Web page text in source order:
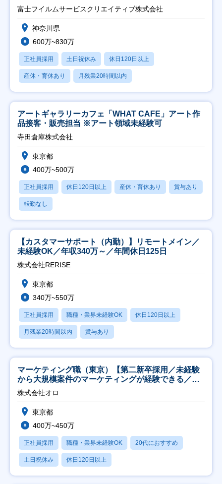
富士フイルムサービスクリエイティブ株式会社
神奈川県
600万~830万
正社員採用 土日祝休み 休日120日以上
産休・育休あり 月残業20時間以内
アートギャラリーカフェ「WHAT CAFE」アート作
品接客・販売担当 ※アート領域未経験可
寺田倉庫株式会社
東京都
400万~500万
正社員採用 休日120日以上 産休・育休あり 賞与あり
転勤なし
【カスタマーサポート（内勤）】リモートメイン／
未経験OK／年収340万～／年間休日125日
株式会社RERISE
東京都
340万~550万
正社員採用 職種・業界未経験OK 休日120日以上
月残業20時間以内 賞与あり
マーケティング職（東京）【第二新卒採用／未経験
から大規模案件のマーケティングが経験できる／研
修充実】
株式会社オロ
東京都
400万~450万
正社員採用 職種・業界未経験OK 20代におすすめ
土日祝休み 休日120日以上